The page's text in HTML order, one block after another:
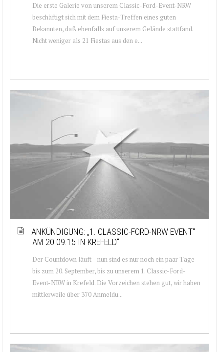
Die erste Galerie von unserem Classic-Ford-Event-NRW
beschäftigt sich mit dem Fiesta-Treffen eines guten
Bekannten, daß ebenfalls auf unserem Gelände stattfand.
Nicht weniger als 21 Fiestas aus den e...
ANKÜNDIGUNG: „1. CLASSIC-FORD-NRW EVENT“
AM 20.09.15 IN KREFELD“
Der Countdown läuft – nun sind es nur noch ein paar Tage
bis zum 20. September, bis zu unserem 1. Classic-Ford-
Event-NRW in Krefeld. Die Vorzeichen stehen gut, wir haben
mittlerweile über 370 Anmeldu...